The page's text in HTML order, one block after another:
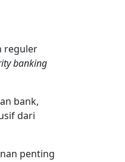
reguler
banking
bank,
dari
penting